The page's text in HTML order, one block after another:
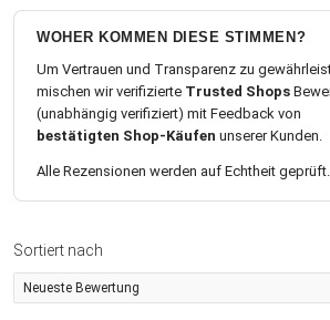
WOHER KOMMEN DIESE STIMMEN?
Um Vertrauen und Transparenz zu
mischen wir verifizierte Trusted Shops
(unabhängig verifiziert) mit Feedback von
bestätigten Shop-Käufen unserer Kunden.
Alle Rezensionen werden auf Echtheit geprüft.
Sortiert nach